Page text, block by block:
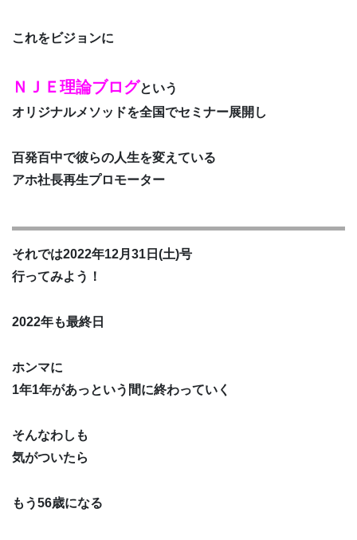
これをビジョンに
ＮＪＥ理論ブログという
オリジナルメソッドを全国でセミナー展開し
百発百中で彼らの人生を変えている
アホ社長再生プロモーター
それでは2022年12月31日(土)号
行ってみよう！
2022年も最終日
ホンマに
1年1年があっという間に終わっていく
そんなわしも
気がついたら
もう56歳になる